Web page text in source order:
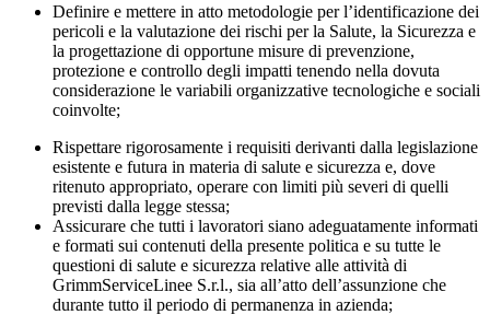
Definire e mettere in atto metodologie per l’identificazione dei
pericoli e la valutazione dei rischi per la Salute, la Sicurezza e
la progettazione di opportune misure di prevenzione,
protezione e controllo degli impatti tenendo nella dovuta
considerazione le variabili organizzative tecnologiche e sociali
coinvolte;
Rispettare rigorosamente i requisiti derivanti dalla legislazione
esistente e futura in materia di salute e sicurezza e, dove
ritenuto appropriato, operare con limiti più severi di quelli
previsti dalla legge stessa;
Assicurare che tutti i lavoratori siano adeguatamente informati
e formati sui contenuti della presente politica e su tutte le
questioni di salute e sicurezza relative alle attività di
GrimmServiceLinee S.r.l., sia all’atto dell’assunzione che
durante tutto il periodo di permanenza in azienda;